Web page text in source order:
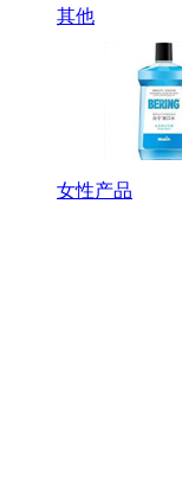
其他
女性产品